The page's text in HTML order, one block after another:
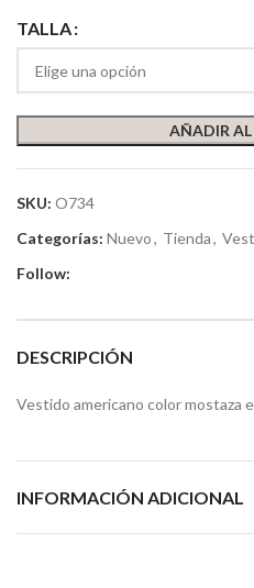
TALLA
AÑADIR
SKU: O734
Categorías: Nuevo, Tienda,
Follow:
DESCRIPCIÓN
Vestido americano color mostaza
INFORMACIÓN ADICIONAL